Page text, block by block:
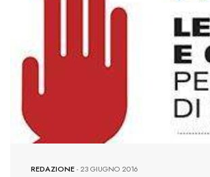
REDAZIONE-23 GIUGNO 2016